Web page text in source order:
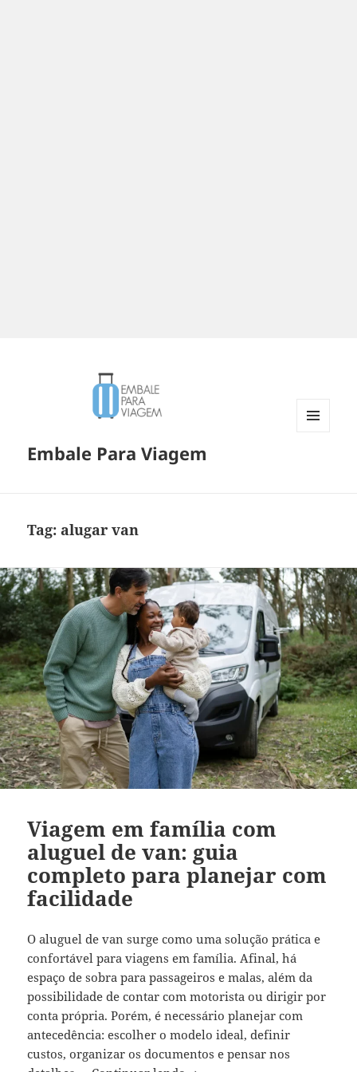
Embale Para Viagem
Tag: alugar van
Viagem em família com
aluguel de van: guia
completo para planejar com
facilidade
O aluguel de van surge como uma solução prática e
confortável para viagens em família. Afinal, há
espaço de sobra para passageiros e malas, além da
possibilidade de contar com motorista ou dirigir por
conta própria. Porém, é necessário planejar com
antecedência: escolher o modelo ideal, definir
custos, organizar os documentos e pensar nos